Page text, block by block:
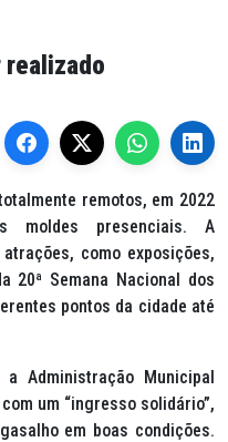
remotos, em 2022
moldes presenciais. A
como exposições,
20ª Semana Nacional dos
pontos da cidade até
Administração Municipal
um “ingresso solidário”,
em boas condições.